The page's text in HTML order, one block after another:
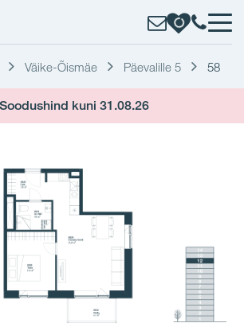
Väike-Õismäe Päevalille 5 58
Soodushind kuni 31.08.26